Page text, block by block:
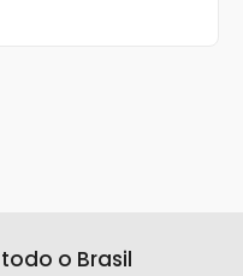
o Brasil